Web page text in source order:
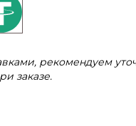
рекомендуем
заказе.